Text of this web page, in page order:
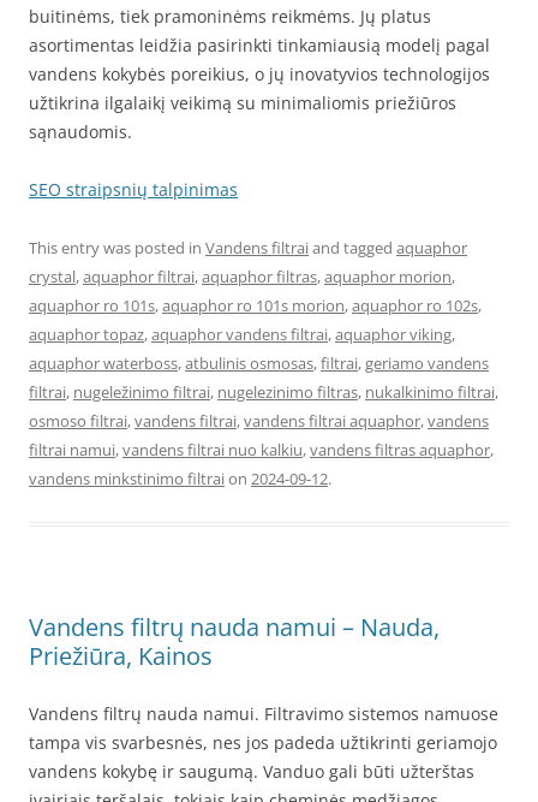
buitinėms, tiek pramoninėms reikmėms. Jų platus
asortimentas leidžia pasirinkti tinkamiausią modelį pagal
vandens kokybės poreikius, o jų inovatyvios technologijos
užtikrina ilgalaikį veikimą su minimaliomis priežiūros
sąnaudomis.
SEO straipsnių talpinimas
This entry was posted in Vandens filtraiand tagged aquaphor
crystal,aquaphor filtrai,aquaphor filtras,aquaphor morion,
aquaphor ro 101s,aquaphor ro 101s morion,aquaphor ro 102s,
aquaphor topaz,aquaphor vandens filtrai,aquaphor viking,
aquaphor waterboss,atbulinis osmosas,filtrai,geriamo vandens
filtrai, nugeležinimo filtrai, nugelezinimo filtras, nukalkinimo filtrai,
osmoso filtrai,vandens filtrai,vandens filtrai aquaphor,vandens
filtrai namui,vandens filtrai nuo kalkiu,vandens filtras aquaphor,
vandens minkstinimo filtraion 2024-09-12.
Vandens filtrų nauda namui – Nauda,
Priežiūra, Kainos
Vandens filtrų nauda namui. Filtravimo sistemos namuose
tampa vis svarbesnės, nes jos padeda užtikrinti geriamojo
vandens kokybę ir saugumą. Vanduo gali būti užterštas